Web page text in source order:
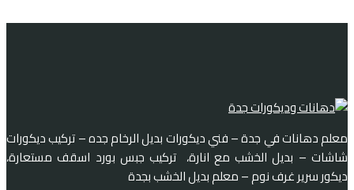
معلم دهانات في جدة – فني ديكورات بديل الرخام جده – تركيب ديكورات
شاشات – بديل الخشب مع انارة، تركيب جبس بورد اسقف مستعارة،
ديكور سرير غرف نوم – معلم بديل الخشب بجدة